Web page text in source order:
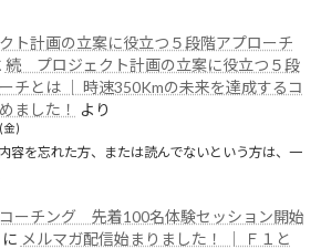
ト計画の立案に役立つ５段階アプローチ
続 プロジェクト計画の立案に役立つ５段
チとは │ 時速350Kmの未来を達成するコ
ました！
より
金)
容を忘れた方、または読んでないという方は、一
ーチング 先着100名体験セッション開始
に メルマガ配信始まりました！ │ Ｆ１と